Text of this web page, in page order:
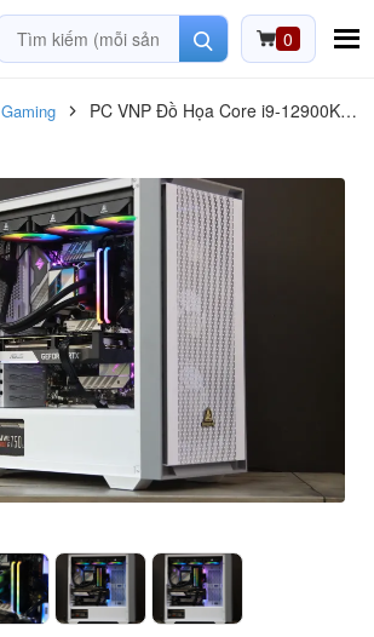
0
PC VNP Đồ Họa Core i9-12900KS /